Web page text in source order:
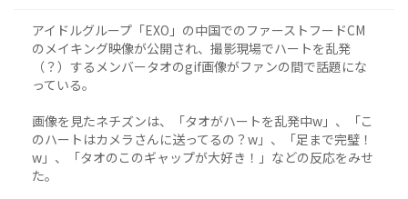
アイドルグループ「EXO」の中国でのファーストフードCM
のメイキング映像が公開され、撮影現場でハートを乱発
（？）するメンバータオのgif画像がファンの間で話題にな
っている。
画像を見たネチズンは、「タオがハートを乱発中w」、「こ
のハートはカメラさんに送ってるの？w」、「足まで完璧！
w」、「タオのこのギャップが大好き！」などの反応をみせ
た。